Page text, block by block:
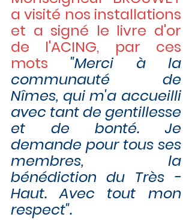
a visité nos installations
et a signé le livre d'or
de l'ACING, par ces
mots
"Merci à la
communauté de
Nîmes, qui m'a accueilli
avec tant de gentillesse
et de bonté. Je
demande pour tous ses
membres, la
bénédiction du Très -
Haut. Avec tout mon
respect".